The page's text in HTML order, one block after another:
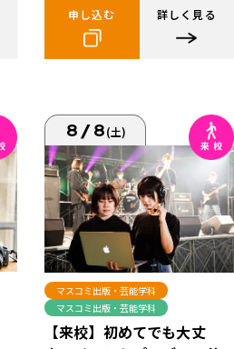
申し込む 詳しく見る
8/8(土)
マスコミ出版・芸能学科
マスコミ出版・芸能学科
【来校】初めてでも大丈